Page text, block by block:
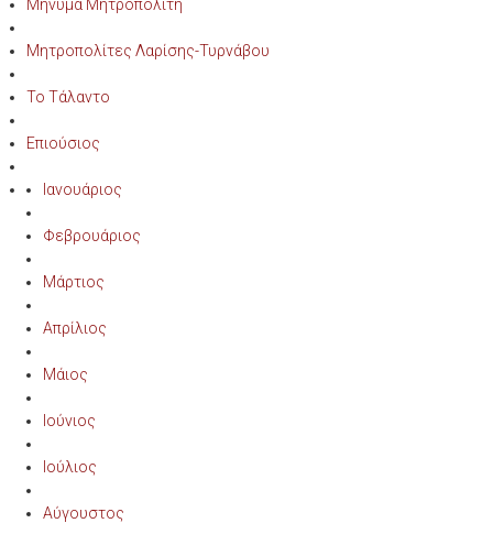
Μήνυμα Μητροπολίτη
Μητροπολίτες Λαρίσης-Τυρνάβου
Το Τάλαντο
Επιούσιος
Ιανουάριος
Φεβρουάριος
Μάρτιος
Απρίλιος
Μάιος
Ιούνιος
Ιούλιος
Αύγουστος